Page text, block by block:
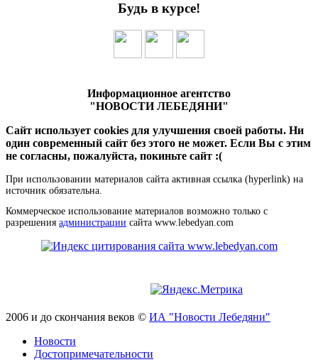
Будь в курсе!
Информационное агентство
"НОВОСТИ ЛЕБЕДЯНИ"
Сайт использует cookies для улучшения своей работы. Ни
один современный сайт без этого не может. Если Вы с этим
не согласны, пожалуйста, покиньте сайт :(
При использовании материалов сайта активная ссылка (hyperlink) на
источник обязательна.
Коммерческое использование материалов возможно только с
разрешения администрации сайта www.lebedyan.com
2006 и до скончания веков © ИА "Новости Лебедяни"
Новости
Достопримечательности